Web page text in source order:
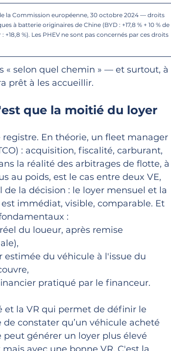
la Commission européenne, 30 octobre 2024 — droits
à batterie originaires de Chine (BYD : +17,8 % + 10 % de
: +18,8 %). Les PHEV ne sont pas concernés par ces droits
« selon quel chemin » — et surtout, à
prêt à les accueillir.
que la moitié du loyer
En théorie, un fleet manager
: acquisition, fiscalité, carburant,
la réalité des arbitrages de flotte, à
au poids, est le cas entre deux VE,
la décision : le loyer mensuel et la
immédiat, visible, comparable. Et
:
du loueur, après remise
estimée du véhicule à l'issue du
pratiqué par le financeur.
et la VR qui permet de définir le
constater qu’un véhicule acheté
générer un loyer plus élevé